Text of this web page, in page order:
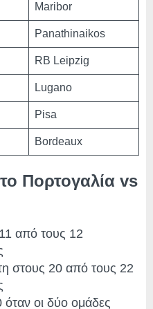
Maribor
Panathinaikos
RB Leipzig
Lugano
Pisa
Bordeaux
Πορτογαλία vs
από τους 12
στους 20 από τους 22
όταν οι δύο ομάδες